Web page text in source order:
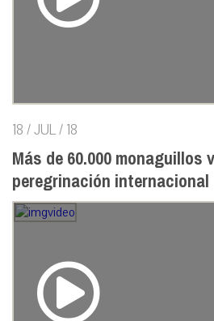
18 / JUL / 18
Más de 60.000 monaguillos
peregrinación internacional